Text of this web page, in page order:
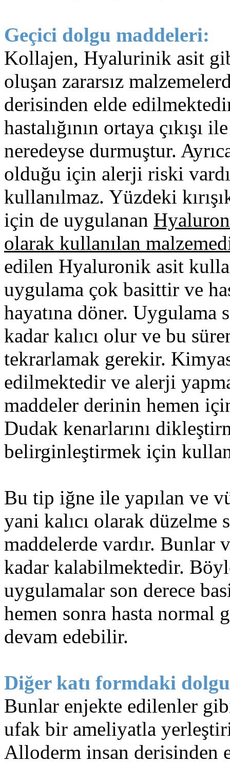
Geçici dolgu maddeleri:
Kollajen, Hyalurinik asit
oluşan zararsız
derisinden elde
hastalığının ortaya çıkışı
neredeyse durmuştur.
olduğu için alerji riski
kullanılmaz. Yüzdeki
için de uygulanan
olarak kullanılan
edilen Hyaluronik asit
uygulama çok basittir ve
hayatına döner. Uygulama
kadar kalıcı olur ve bu
tekrarlamak gerekir.
edilmektedir ve alerji
maddeler derinin hemen
Dudak kenarlarını
belirginleştirmek için
Bu tip iğne ile yapılan ve
yani kalıcı olarak düzelme
maddelerde vardır. Bunlar
kadar kalabilmektedir.
uygulamalar son derece
hemen sonra hasta normal
devam edebilir.
Diğer katı formdaki
Bunlar enjekte edilenler
ufak bir ameliyatla
Alloderm insan derisinden